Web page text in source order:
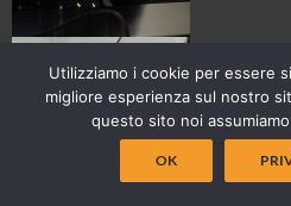
Utilizziamo i cookie per essere
migliore esperienza sul nostro
questo sito noi
OK